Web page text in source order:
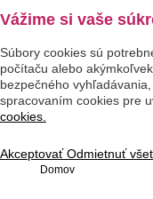
Vážime si vaše
Súbory cookies sú
počítaču alebo
bezpečného
spracovaním cookies pre
cookies.
AkceptovaťOdmietnuť
Domov